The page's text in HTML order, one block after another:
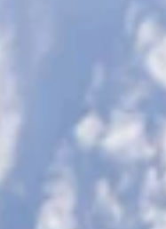
до Фінляндії, Естонії,
делегації з 31
муніципалітетів та
презентація U_CAN
партнерам
виступ Юлії
фінському бізнес-
відновлення в
близько 300 учасників